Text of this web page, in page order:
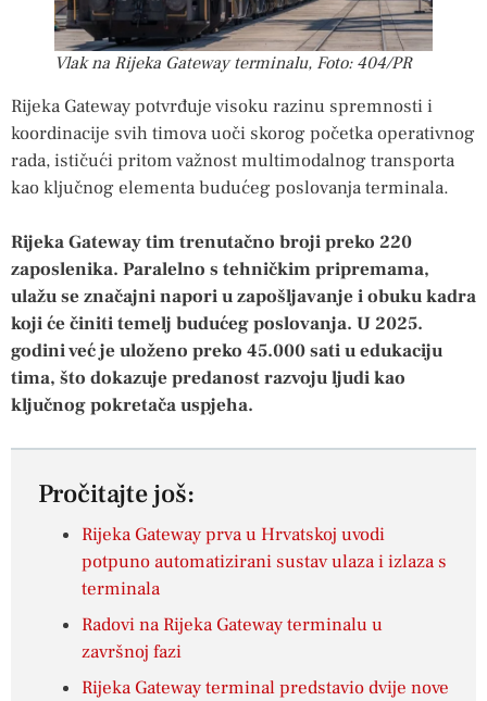
Vlak na Rijeka Gateway terminalu, Foto: 404/PR
Rijeka Gateway potvrđuje visoku razinu spremnosti i
koordinacije svih timova uoči skorog početka operativnog
rada, ističući pritom važnost multimodalnog transporta
kao ključnog elementa budućeg poslovanja terminala.
Rijeka Gateway tim trenutačno broji preko 220
zaposlenika. Paralelno s tehničkim pripremama,
ulažu se značajni napori u zapošljavanje i obuku kadra
koji će činiti temelj budućeg poslovanja. U 2025.
godini već je uloženo preko 45.000 sati u edukaciju
tima, što dokazuje predanost razvoju ljudi kao
ključnog pokretača uspjeha.
Pročitajte još:
Rijeka Gateway prva u Hrvatskoj uvodi
potpuno automatizirani sustav ulaza i izlaza s
terminala
Radovi na Rijeka Gateway terminalu u
završnoj fazi
Rijeka Gateway terminal predstavio dvije nove